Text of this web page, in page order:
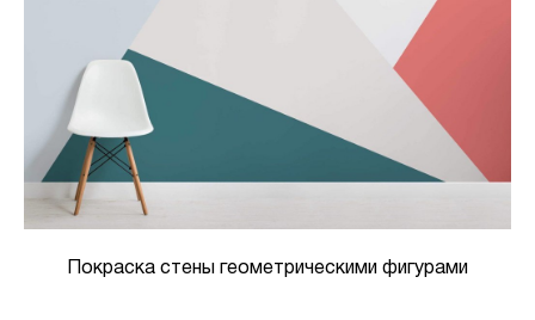
Покраска стены геометрическими фигурами